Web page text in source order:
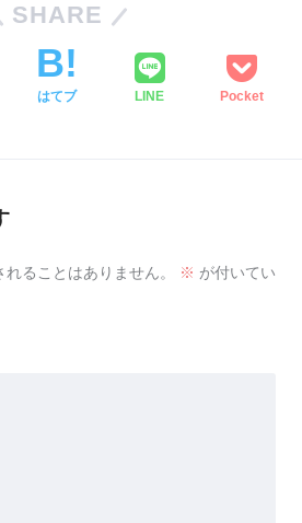
SHARE
はてブ LINE Pocket
ることはありません。 ※ が付いてい